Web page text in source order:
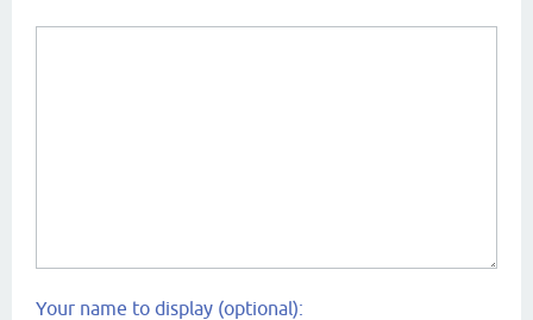
Your name to display (optional):